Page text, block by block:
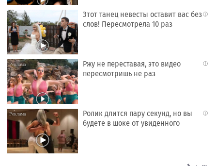
i
Этот танец невесты оставит вас без
слов! Пересмотрела 10 раз
i
Ржу не переставая, это видео
пересмотришь не раз
i
Ролик длится пару секунд, но вы
будете в шоке от увиденного